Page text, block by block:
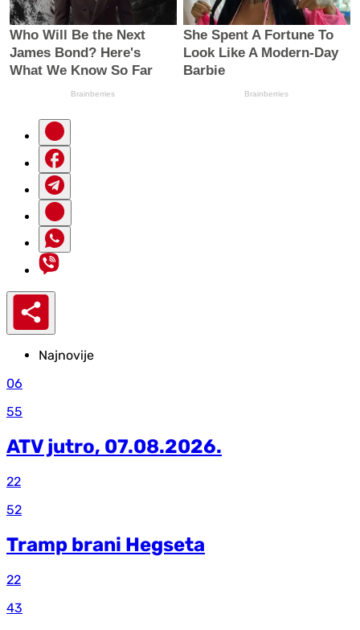
Najnovije
06
55
ATV jutro, 07.08.2026.
22
52
Tramp brani Hegseta
22
43